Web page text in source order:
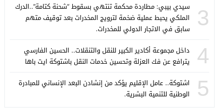
3
سيدي بيبي: مطاردة محكمة تنتهي بسقوط “شحنة كتامة”..الدرك
الملكي يحبط عملية ضخمة لترويج المخدرات بعد توقيف متهم
سابق في الاتجار الدولي للمخدرات.
4
داخل مجموعة أكادير الكبير للنقل والتنقلات.. الحسين الفارسي
يترافع عن فك العزلة وتحسين خدمات النقل باشتوكة ايت باها
5
اشتوكة.. عامل الإقليم يؤكد من إنشادن البعد الإنساني للمبادرة
الوطنية للتنمية البشرية.